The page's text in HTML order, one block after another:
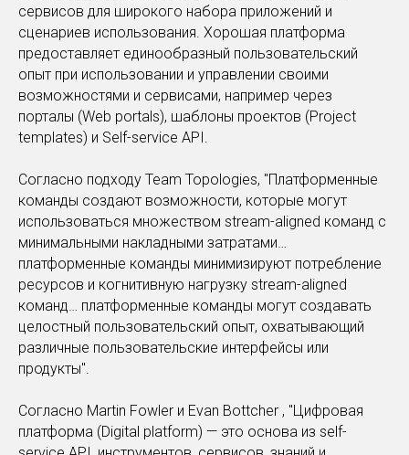
сервисов для широкого набора приложений и
сценариев использования. Хорошая платформа
предоставляет единообразный пользовательский
опыт при использовании и управлении своими
возможностями и сервисами, например через
порталы (Web portals), шаблоны проектов (Project
templates) и Self-service API.
Согласно подходу Team Topologies, "Платформенные
команды создают возможности, которые могут
использоваться множеством stream-aligned команд с
минимальными накладными затратами…
платформенные команды минимизируют потребление
ресурсов и когнитивную нагрузку stream-aligned
команд… платформенные команды могут создавать
целостный пользовательский опыт, охватывающий
различные пользовательские интерфейсы или
продукты".
Согласно Martin Fowler и Evan Bottcher , "Цифровая
платформа (Digital platform) — это основа из self-